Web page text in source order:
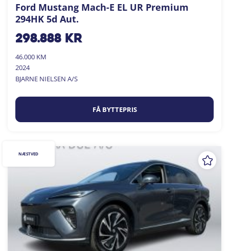
Ford Mustang Mach-E EL UR Premium
294HK 5d Aut.
298.888kr
46.000 KM
2024
BJARNE NIELSEN A/S
FÅ BYTTEPRIS
NÆSTVED